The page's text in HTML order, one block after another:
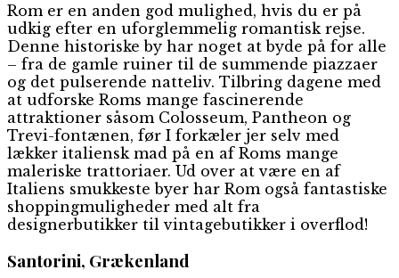
Rom er en anden god mulighed, hvis du er på
udkig efter en uforglemmelig romantisk rejse.
Denne historiske by har noget at byde på for alle
– fra de gamle ruiner til de summende piazzaer
og det pulserende natteliv. Tilbring dagene med
at udforske Roms mange fascinerende
attraktioner såsom Colosseum, Pantheon og
Trevi-fontænen, før I forkæler jer selv med
lækker italiensk mad på en af Roms mange
maleriske trattoriaer. Ud over at være en af
Italiens smukkeste byer har Rom også fantastiske
shoppingmuligheder med alt fra
designerbutikker til vintagebutikker i overflod!
Santorini, Grækenland